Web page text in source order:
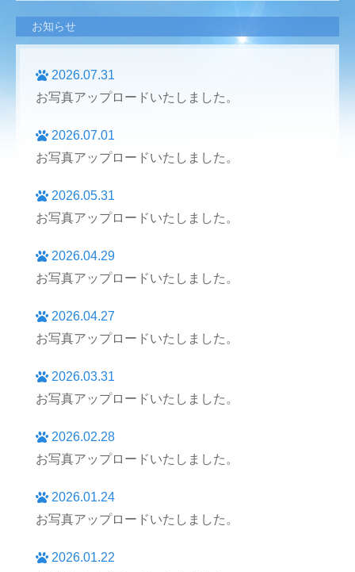
お知らせ
2026.07.31
お写真アップロードいたしました。
2026.07.01
お写真アップロードいたしました。
2026.05.31
お写真アップロードいたしました。
2026.04.29
お写真アップロードいたしました。
2026.04.27
お写真アップロードいたしました。
2026.03.31
お写真アップロードいたしました。
2026.02.28
お写真アップロードいたしました。
2026.01.24
お写真アップロードいたしました。
2026.01.22